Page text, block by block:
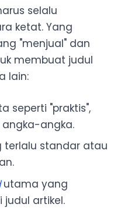
selalu
ketat. Yang
"menjual" dan
membuat judul
lain:
seperti "praktis",
angka.
terlalu standar atau
utama yang
judul artikel.